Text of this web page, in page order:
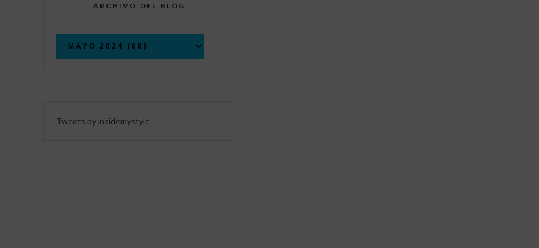
ARCHIVO DEL BLOG
Tweets by insidemystyle